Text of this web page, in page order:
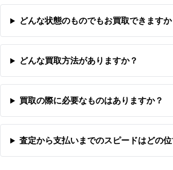
どんな状態のものでもお買取できますか
どんな買取方法がありますか？
買取の際に必要なものはありますか？
査定から支払いまでのスピードはどの位